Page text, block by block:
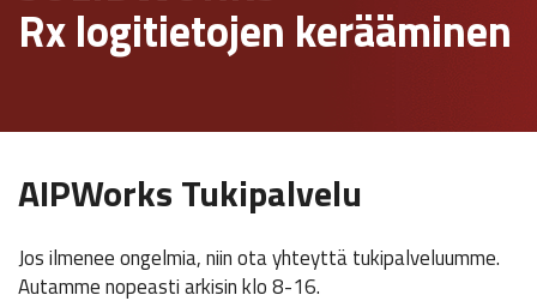
Rx logitietojen kerääminen
AIPWorks Tukipalvelu
Jos ilmenee ongelmia, niin ota yhteyttä tukipalveluumme.
Autamme nopeasti arkisin klo 8-16.